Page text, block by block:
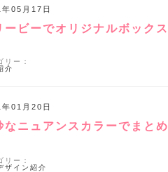
ービーでオリジナルボック
05月17日
リー：
介
なニュアンスカラーでまと
01月20日
リー：
ザイン紹介